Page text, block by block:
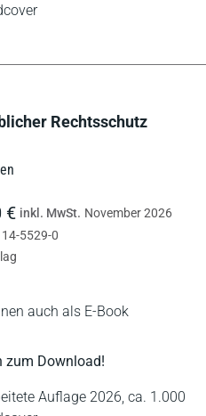
Rechtsschutz
auch als E-Book
zum Download!
Auflage 2026, ca. 1.000
€ inkl. MwSt. November 2026
5529-0